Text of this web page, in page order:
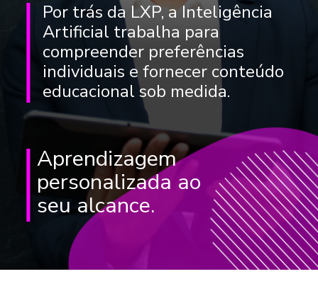
Por trás da LXP, a Inteligência
Artificial trabalha para
compreender preferências
individuais e fornecer conteúdo
educacional sob medida.
Aprendizagem
personalizada ao
seu alcance.